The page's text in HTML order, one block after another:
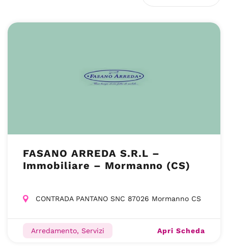
FASANO ARREDA S.R.L –
Immobiliare – Mormanno (CS)
CONTRADA PANTANO SNC 87026 Mormanno CS
Arredamento, Servizi Apri Scheda